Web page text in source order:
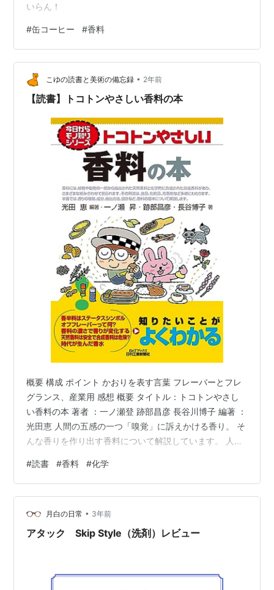
いらん！
#缶コーヒー #香料
こゆの読書と美術の備忘録 • 2年前
【読書】トコトンやさしい香料の本
概要 構成 ポイント かおりを表す言葉 フレーバーとフレ
グランス、産業用 感想 概要 タイトル：トコトンやさし
い香料の本 著者 ：一ノ瀬登 跡部昌彦 長谷川博子 編著 ：
光田恵 人間の五感の一つ「嗅覚」に訴えかける香り。 そ
んな香りを作り出す香料について解説しています。 人類
類、香料の作り方などについて知ることができます。 香
料には、植物や動物の一部から抽出された天然香料と化
学的に合成された合成香料があり、さまざまな組み合わ
せで創られます。その用途は、食品、化粧品、芳香剤な
ど多岐にわたります。本書では、香りの種類、成分、抽
#読書 #香料 #化学
月白の日常 • 3年前
アタック Skip Style（洗剤）レビュー